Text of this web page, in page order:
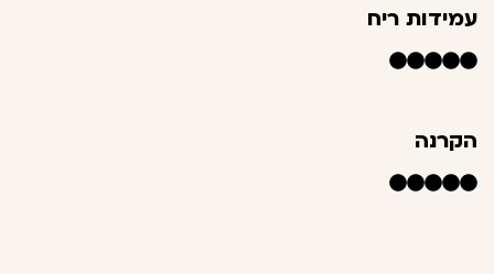
עמידות ריח
הקרנה